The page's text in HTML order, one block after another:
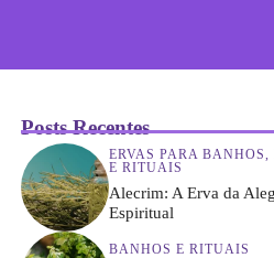
Posts Recentes
ERVAS PARA BANHOS
E RITUAIS
Alecrim: A Erva da
Espiritual
BANHOS E RITUAIS